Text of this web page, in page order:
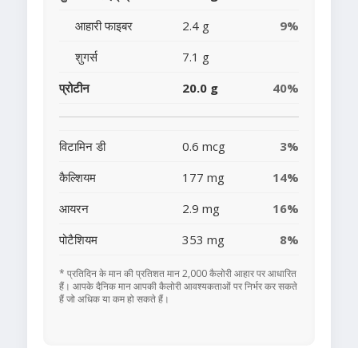
आहारी फाइबर
2.4 g
9%
शुगर्स
7.1 g
प्रोटीन
20.0 g 40%
विटामिन डी 0.6 mcg
3%
कैल्शियम
177 mg
14%
आयरन
2.9 mg
16%
पोटैशियम
353 mg 8%
* प्रतिदिन के मान की प्रतिशत मान 2,000 कैलोरी आहार पर आधारित
हैं। आपके दैनिक मान आपकी कैलोरी आवश्यकताओं पर निर्भर कर सकते
हैं जो अधिक या कम हो सकते हैं।